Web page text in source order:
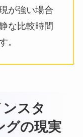
が強い場合
な比較時間
。
スタ
グの現実